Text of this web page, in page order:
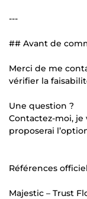
---
## Avant de
Merci de me
vérifier la
Une question ?
Contactez-moi,
proposerai
Références
Majestic – Trust